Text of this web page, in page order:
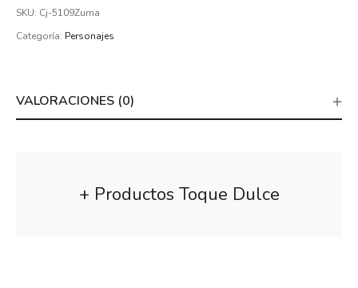
SKU: Cj-5109Zuma
Categoría: Personajes
VALORACIONES (0)
+ Productos Toque Dulce